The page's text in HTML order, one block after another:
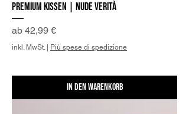
Premium Kissen | Nude Verità
ab 42,99 €
Sale-Preis
inkl. MwSt.| Più spese di spedizione
In den Warenkorb